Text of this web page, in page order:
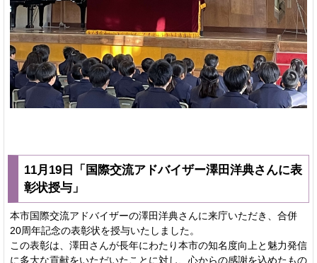
11月19日「国際交流アドバイザー澤田洋典さんに表
彰状授与」
本市国際交流アドバイザーの澤田洋典さんに来庁いただき、合併
20周年記念の表彰状を授与いたしました。
この表彰は、澤田さんが長年にわたり本市の知名度向上と魅力発信
に多大な貢献をいただいたことに対し、心からの感謝を込めたもの